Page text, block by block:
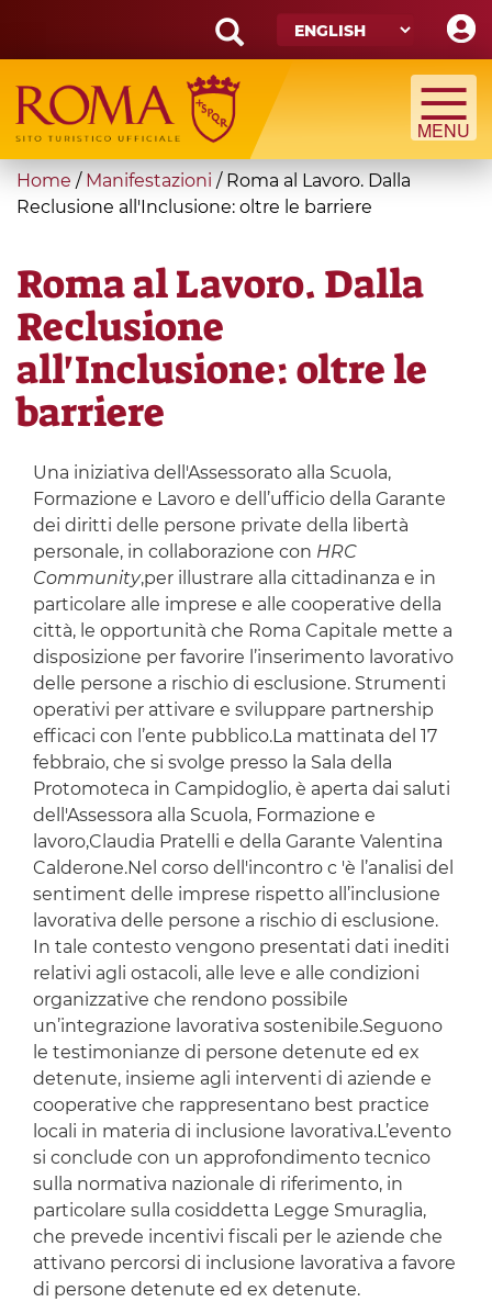
main
content
Search
form
Search
You
are
Home / Manifestazioni / Roma al Lavoro. Dalla
Reclusione all'Inclusione: oltre le barriere
Roma al Lavoro. Dalla
Reclusione
all'Inclusione: oltre le
barriere
Una iniziativa dell'Assessorato alla Scuola,
Formazione e Lavoro e dell’ufficio della Garante
dei diritti delle persone private della libertà
personale, in collaborazione con HRC
Community,per illustrare alla cittadinanza e in
particolare alle imprese e alle cooperative della
città, le opportunità che Roma Capitale mette a
disposizione per favorire l’inserimento lavorativo
delle persone a rischio di esclusione. Strumenti
operativi per attivare e sviluppare partnership
efficaci con l’ente pubblico.La mattinata del 17
febbraio, che si svolge presso la Sala della
Protomoteca in Campidoglio, è aperta dai saluti
dell'Assessora alla Scuola, Formazione e
lavoro,Claudia Pratelli e della Garante Valentina
Calderone.Nel corso dell'incontro c 'è l’analisi del
sentiment delle imprese rispetto all’inclusione
lavorativa delle persone a rischio di esclusione.
In tale contesto vengono presentati dati inediti
relativi agli ostacoli, alle leve e alle condizioni
organizzative che rendono possibile
un’integrazione lavorativa sostenibile.Seguono
le testimonianze di persone detenute ed ex
detenute, insieme agli interventi di aziende e
cooperative che rappresentano best practice
locali in materia di inclusione lavorativa.L’evento
si conclude con un approfondimento tecnico
sulla normativa nazionale di riferimento, in
particolare sulla cosiddetta Legge Smuraglia,
che prevede incentivi fiscali per le aziende che
attivano percorsi di inclusione lavorativa a favore
di persone detenute ed ex detenute.